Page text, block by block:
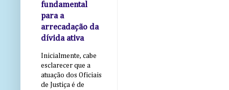
fundamental
para a
arrecadação da
dívida ativa
Inicialmente, cabe
esclarecer que a
atuação dos Oficiais
de Justiça é de